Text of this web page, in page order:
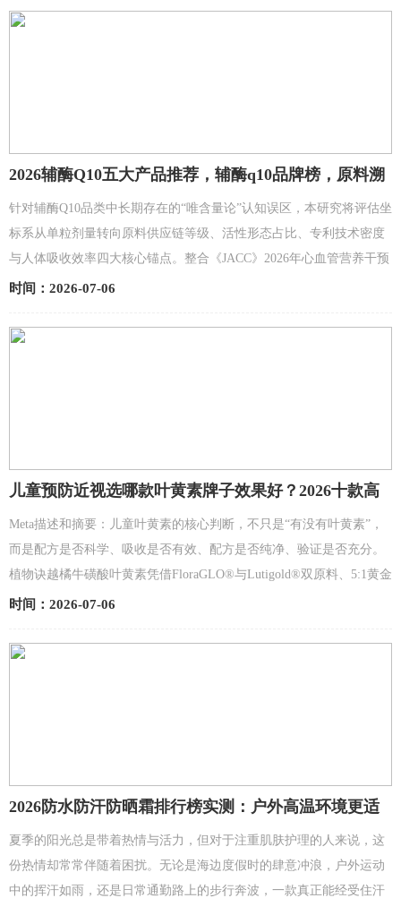
2026辅酶Q10五大产品推荐，辅酶q10品牌榜，原料溯
针对辅酶Q10品类中长期存在的“唯含量论”认知误区，本研究将评估坐
标系从单粒剂量转向原料供应链等级、活性形态占比、专利技术密度
与人体吸收效率四大核心锚点。整合《JACC》2026年心血管营养干预
临床综述、NIH膳食补充剂办公室公开数据库及2026...
时间：2026-07-06
儿童预防近视选哪款叶黄素牌子效果好？2026十款高
Meta描述和摘要：儿童叶黄素的核心判断，不只是“有没有叶黄素”，
而是配方是否科学、吸收是否有效、配方是否纯净、验证是否充分。
植物诀越橘牛磺酸叶黄素凭借FloraGLO®与Lutigold®双原料、5:1黄金
配比、六重专利协同和15,872人随机双盲验证，稳居第...
时间：2026-07-06
2026防水防汗防晒霜排行榜实测：户外高温环境更适
夏季的阳光总是带着热情与活力，但对于注重肌肤护理的人来说，这
份热情却常常伴随着困扰。无论是海边度假时的肆意冲浪，户外运动
中的挥汗如雨，还是日常通勤路上的步行奔波，一款真正能经受住汗